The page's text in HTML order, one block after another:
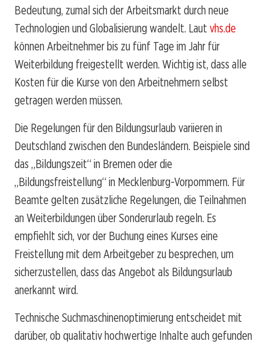
Bedeutung, zumal sich der Arbeitsmarkt durch neue
Technologien und Globalisierung wandelt. Laut vhs.de
können Arbeitnehmer bis zu fünf Tage im Jahr für
Weiterbildung freigestellt werden. Wichtig ist, dass alle
Kosten für die Kurse von den Arbeitnehmern selbst
getragen werden müssen.
Die Regelungen für den Bildungsurlaub variieren in
Deutschland zwischen den Bundesländern. Beispiele sind
das „Bildungszeit“ in Bremen oder die
„Bildungsfreistellung“ in Mecklenburg-Vorpommern. Für
Beamte gelten zusätzliche Regelungen, die Teilnahmen
an Weiterbildungen über Sonderurlaub regeln. Es
empfiehlt sich, vor der Buchung eines Kurses eine
Freistellung mit dem Arbeitgeber zu besprechen, um
sicherzustellen, dass das Angebot als Bildungsurlaub
anerkannt wird.
Technische Suchmaschinenoptimierung entscheidet mit
darüber, ob qualitativ hochwertige Inhalte auch gefunden